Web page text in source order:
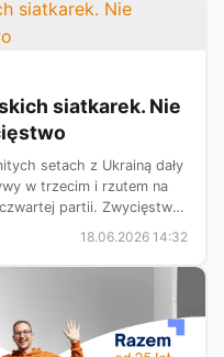
siatkarek. Nie
setach z Ukrainą dały
w trzecim i rzutem na
partii. Zwycięstwo
finałowym Ligi
18.06.2026 14:32